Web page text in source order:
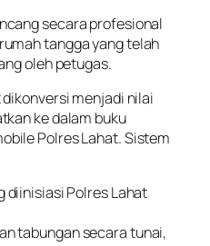
secara profesional
tangga yang telah
oleh petugas.
menjadi nilai
ke dalam buku
Polres Lahat. Sistem
diinisiasi Polres Lahat
tabungan secara tunai,